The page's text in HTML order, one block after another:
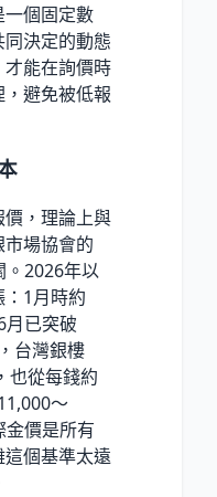
個固定數
決定的動態
能在詢價時
避免被低報
，理論上與
場協會的
。2026年以
1月時約
月已突破
台灣銀樓
也從每錢約
～
金價是所有
個基準太遠